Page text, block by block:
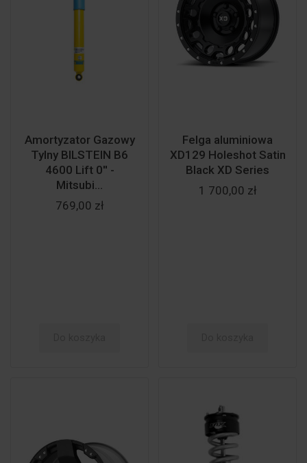
Amortyzator Gazowy
Tylny BILSTEIN B6
4600 Lift 0'' -
Mitsubi...
769,00 zł
Felga aluminiowa
XD129 Holeshot Satin
Black XD Series
1 700,00 zł